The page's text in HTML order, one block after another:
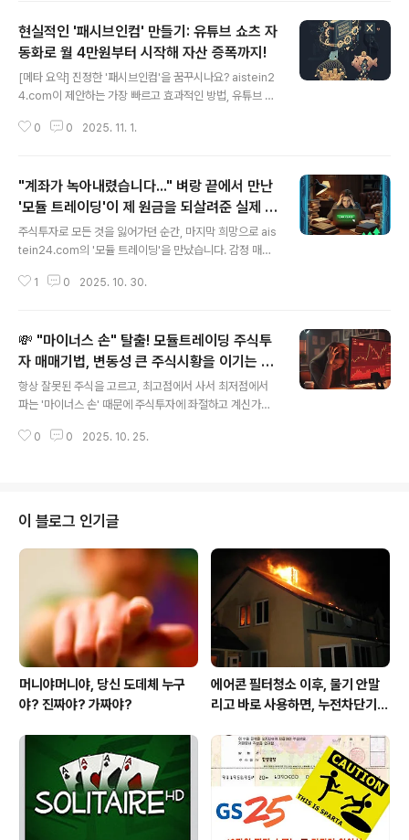
님 조언이 없었다면, 저는 평생 '그 짓'을 반복하며 살 뻔했
어요."무슨 이야기일까요?김 대표님은 몇 달간의 노력 끝에
드디어 본인의 자동화 시스템에서 첫 **'패시브인컴'**을
매달 80만 원씩 만들어내는 데 성공했습니다.문제는 그다
음이었습니다.1. 하마터면 "가장 달콤한 독"을 마실 뻔하다
김 대표님이 제게 고백한 '큰일 날 뻔한 짓'은 다음과 같았
현실적인 '패시브인컴' 만들기: 유튜브 쇼츠 자
동화로 월 4만원부터 시작해 자산 증폭까지!
[메타 요약] 진정한 '패시브인컴'을 꿈꾸시나요? aistein2
4.com이 제안하는 가장 빠르고 효과적인 방법, 유튜브 쇼
작은 씨앗을 큰 자산으로 키우는 전략을 확인하세요.많은
기도 합니다. 그도 그럴 것이, '한 달 만에 수백만 원!' 같은
비현실적인 광고 문구들이 너무 많기 때문입니다.aistein
24.com은 현실적이고 지속 가능한 **'패시브인컴'**을
만드는 방법을 제시합니다. 우리는 이를 두 단계로 나누어
인 구축.'패시브인컴' 증폭하기: 만들어진 수익을 기반으로
0 0 2025. 11. 1.
"계좌가 녹아내렸습니다..." 벼랑 끝에서 만난
'모듈 트레이딩'이 제 원금을 되살려준 실제 후
기
주식투자로 모든 것을 잃어가던 순간, 마지막 희망으로 ais
tein24.com의 '모듈 트레이딩'을 만났습니다. 감정 매매
낸 기적 같은 매매기법 후기를 공개합니다."대표님, 정말 감
목소리의 메시지를 받았습니다. 한때 저와 비슷한 절망의
골짜기를 걸었던 분이기에, 그 목소리의 무게를 단번에 느
낄 수 있었습니다.그분은 자신의 이야기가 다른 누군가에
게도 희망이 되길 바란다며, 처절했던 실패와 극적인 재기
의 경험을 공유해 주셨습니다. 오늘은 그분의 허락을 받고,
1인칭 시점으로 각색한 그분의 '모듈 트레이딩' 리뷰를 여
1 0 2025. 10. 30.
💸 "마이너스 손" 탈출! 모듈트레이딩 주식투
자 매매기법, 변동성 큰 주식시황을 이기는 전
략
항상 잘못된 주식을 고르고, 최고점에서 사서 최저점에서
파는 '마이너스 손' 때문에 주식투자에 좌절하고 계신가요?
십니까?이제 그 판도를 바꿀 수 있는 **'모듈트레이딩(Mo
다. 손실을 없애고, 만성적인 손실자를 '세금 걱정하는' 승
자로 바꿔준다는 이 대담한 주장, 과연 사실일까요?📈 모
듈트레이딩이란 무엇인가? "돈 복사 낚시법" 가이드모듈트
레이딩의 핵심은 '마이너스 손' 투자자를 위해 특별히 설계
된 '잃지 않는 매매기법'입니다. 이는 지속적인 손실의 고통
을 겪어본 모든 이에게..
0 0 2025. 10. 25.
이 블로그 인기글
머니야머니야, 당신 도데체 누구
야? 진짜야? 가짜야?
에어콘 필터청소 이후, 물기 안말
리고 바로 사용하면, 누전차단기
심!)